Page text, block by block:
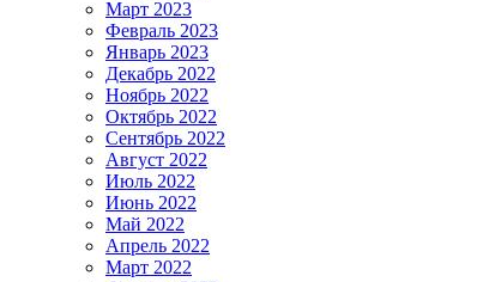
Март 2023
Февраль 2023
Январь 2023
Декабрь 2022
Ноябрь 2022
Октябрь 2022
Сентябрь 2022
Август 2022
Июль 2022
Июнь 2022
Май 2022
Апрель 2022
Март 2022